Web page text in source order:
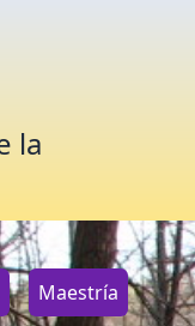
la
Maestría